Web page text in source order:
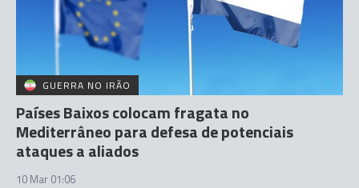
GUERRA NO IRÃO
Países Baixos colocam fragata no
Mediterrâneo para defesa de potenciais
ataques a aliados
10 Mar 01:06